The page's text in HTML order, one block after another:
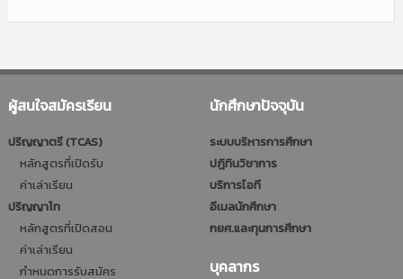
ผู้สนใจสมัครเรียน
ปริญญาตรี (TCAS)
หลักสูตรที่เปิดรับ
ค่าเล่าเรียน
ปริญญาโท
หลักสูตรที่เปิดสอน
ค่าเล่าเรียน
กำหนดการรับสมัคร
นักศึกษาปัจจุบัน
ระบบบริหารการศึกษา
ปฎิทินวิชาการ
บริการไอที
อีเมลนักศึกษา
กยศ.และทุนการศึกษา
บุคลากร